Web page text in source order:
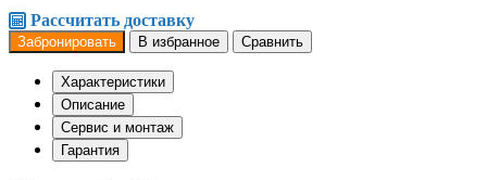
Рассчитать доставку
Забронировать В избранное Сравнить
Характеристики
Описание
Сервис и монтаж
Гарантия